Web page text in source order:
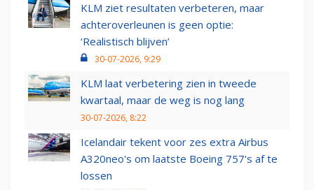
KLM ziet resultaten verbeteren, maar
achteroverleunen is geen optie:
‘Realistisch blijven’
30-07-2026, 9:29
KLM laat verbetering zien in tweede
kwartaal, maar de weg is nog lang
30-07-2026, 8:22
Icelandair tekent voor zes extra Airbus
A320neo's om laatste Boeing 757's af te
lossen